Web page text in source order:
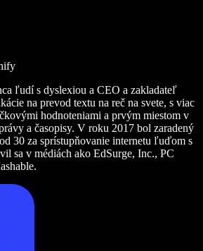
ľudí s dyslexiou a CEO a zakladateľ
na prevod textu na reč na svete, s viac
hodnoteniami a prvým miestom v
a časopisy. V roku 2017 bol zaradený
30 za sprístupňovanie internetu ľuďom s
sa v médiách ako EdSurge, Inc., PC